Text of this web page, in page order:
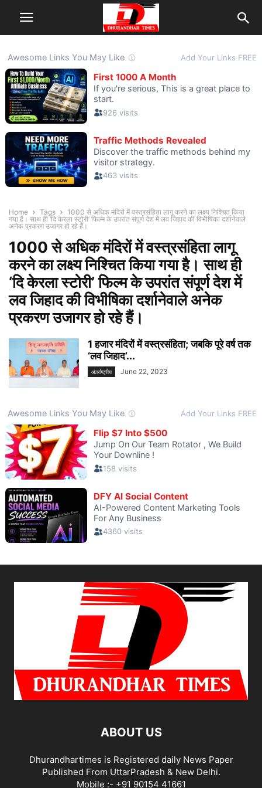
Home Tags
1000 से अधिक मंदिरों में वस्त्रसंहिता लागू करने का लक्ष्य निश्चित किया
गया है। साथ ही ‘दि केरला स्टोरी’ फिल्म के उपरांत संपूर्ण देश में लव जिहाद की विभीषिका दर्शानेवाले
अनेक प्रकरण उजागर हो रहे हैं।
1000 से अधिक मंदिरों में वस्त्रसंहिता लागू
करने का लक्ष्य निश्चित किया गया है। साथ ही
‘दि केरला स्टोरी’ फिल्म के उपरांत संपूर्ण देश में
लव जिहाद की विभीषिका दर्शानेवाले अनेक
प्रकरण उजागर हो रहे हैं।
1 हजार मंदिरों में वस्त्रसंहिता; जबकि पूरे वर्ष तक
‘लव जिहाद’...
अंतर्राष्ट्रीय June 22, 2023
ABOUT US
Dhurandhartimes is Registered daily News Paper
Published From UttarPradesh & New Delhi.
Mobile :- +91 90154 41661